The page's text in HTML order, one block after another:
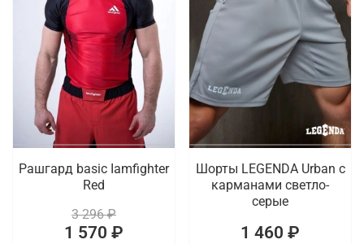
Рашгард basic Iamfighter
Red
3 296 ₽
1 570 ₽
Шорты LEGENDA Urban c
карманами светло-
серые
1 460 ₽